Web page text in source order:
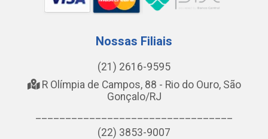
Nossas Filiais
(21) 2616-9595
R Olímpia de Campos, 88 - Rio do Ouro, São
Gonçalo/RJ
(22) 3853-9007